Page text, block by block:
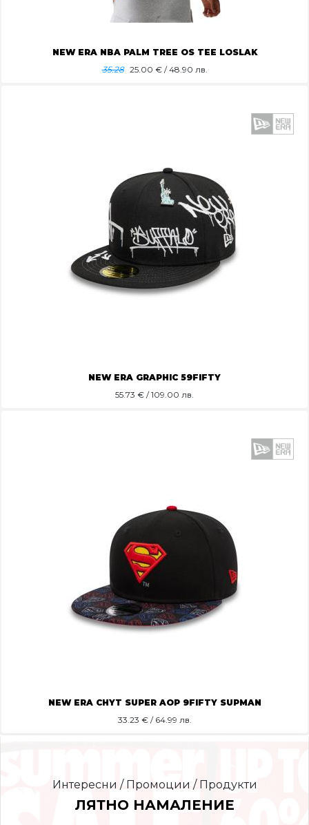
NEW ERA NBA PALM TREE OS TEE LOSLAK
35.28 25.00 € / 48.90 лв.
NEW ERA GRAPHIC 59FIFTY
55.73 € / 109.00 лв.
NEW ERA CHYT SUPER AOP 9FIFTY SUPMAN
33.23 € / 64.99 лв.
Интересни / Промоции / Продукти
ЛЯТНО НАМАЛЕНИЕ